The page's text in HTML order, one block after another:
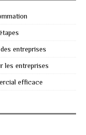
entreprises
les entreprises
efficace